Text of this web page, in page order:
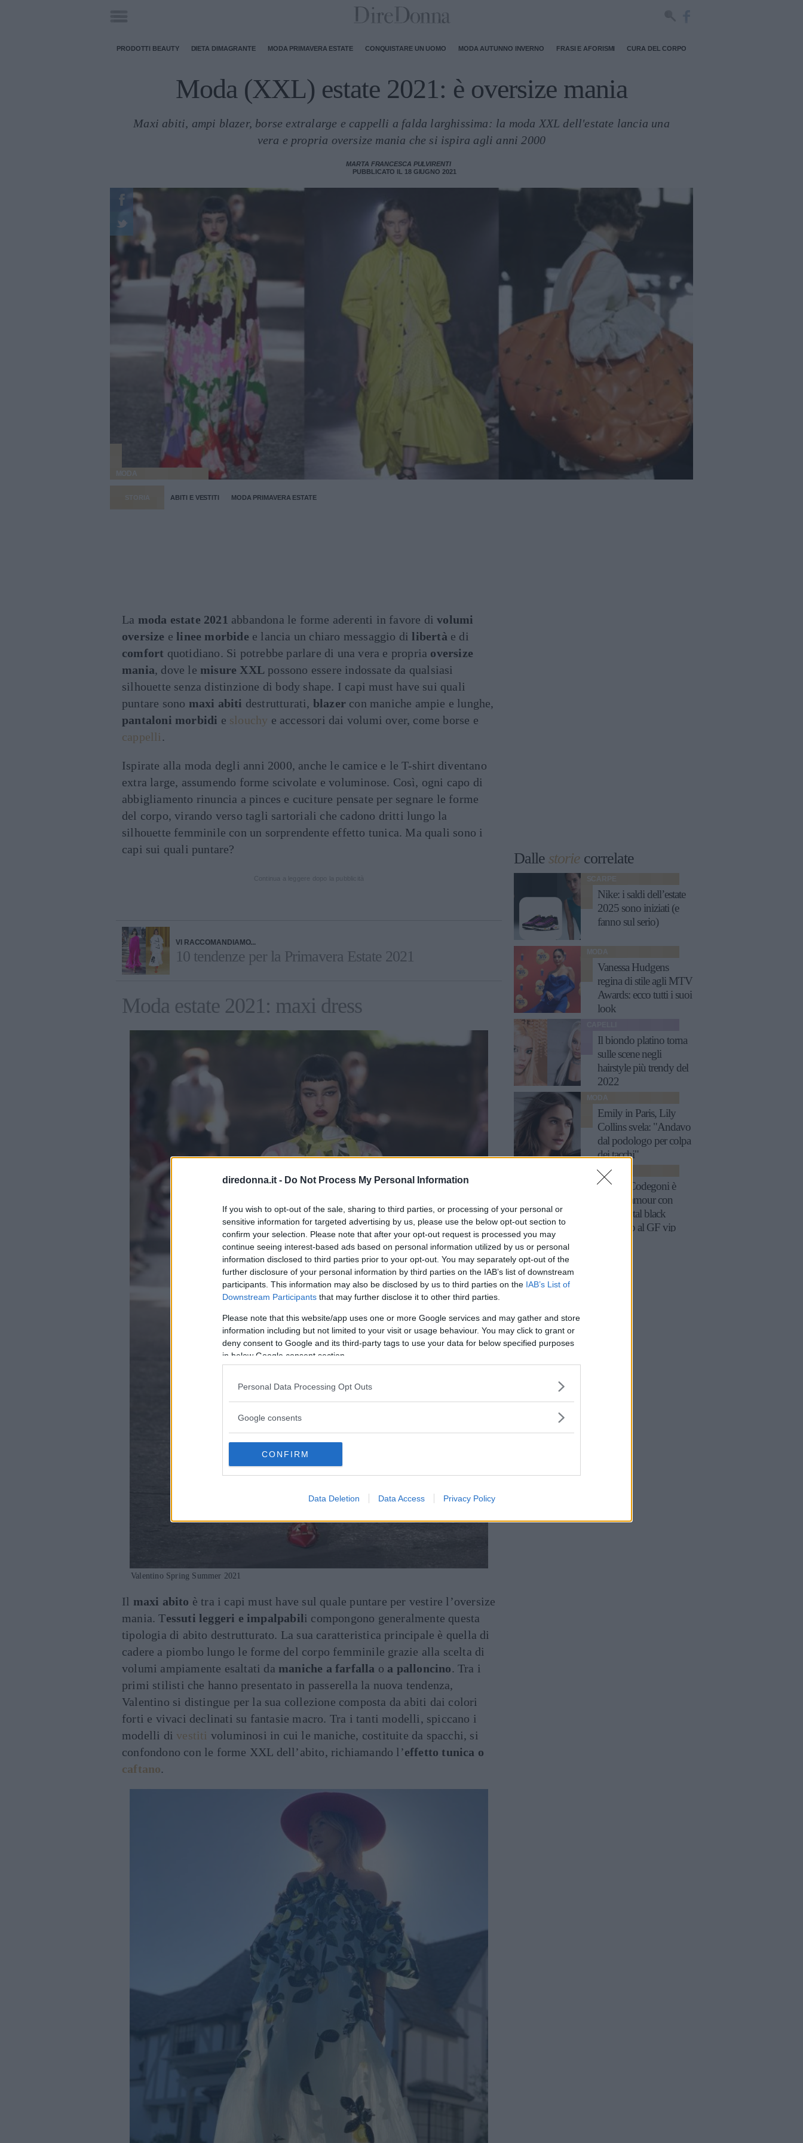
diredonna.it - Do Not Process My Personal Information
If you wish to opt-out of the sale, sharing to third parties, or processing of your personal or
sensitive information for targeted advertising by us, please use the below opt-out section to
confirm your selection. Please note that after your opt-out request is processed you may
continue seeing interest-based ads based on personal information utilized by us or personal
information disclosed to third parties prior to your opt-out. You may separately opt-out of the
further disclosure of your personal information by third parties on the IAB’s list of downstream
participants. This information may also be disclosed by us to third parties on the IAB’s List of
Downstream Participants that may further disclose it to other third parties.
Please note that this website/app uses one or more Google services and may gather and store
information including but not limited to your visit or usage behaviour. You may click to grant or
deny consent to Google and its third-party tags to use your data for below specified purposes
in below Google consent section.
Personal Data Processing Opt Outs
Google consents
CONFIRM
Data Deletion Data Access Privacy Policy
PRODOTTI BEAUTY DIETA DIMAGRANTE MODA PRIMAVERA ESTATE CONQUISTARE UN UOMO MODA AUTUNNO INVERNO FRASI E AFORISMI CURA DEL CORPO
Moda (XXL) estate 2021: è oversize mania
Maxi abiti, ampi blazer, borse extralarge e cappelli a falda larghissima: la moda XXL dell'estate lancia una
vera e propria oversize mania che si ispira agli anni 2000
MARTA FRANCESCA PULVIRENTI
PUBBLICATO IL 18 GIUGNO 2021
MODA
STORIA ABITI E VESTITI MODA PRIMAVERA ESTATE
La moda estate 2021 abbandona le forme aderenti in favore divolumi
oversize e linee morbide e lancia un chiaro messaggio di libertà e di
comfort quotidiano. Si potrebbe parlare di una vera e propria oversize
mania, dove le misure XXL possono essere indossate da qualsiasi
silhouette senza distinzione di body shape. I capi must have sui quali
puntare sono maxi abiti destrutturati, blazer con maniche ampie e lunghe,
pantaloni morbidi e slouchy e accessori dai volumi over, come borse e
cappelli .
Ispirate alla moda degli anni 2000, anche le camice e le T-shirt diventano
extra large, assumendo forme scivolate e voluminose. Così, ogni capo di
abbigliamento rinuncia a pinces e cuciture pensate per segnare le forme
del corpo, virando verso tagli sartoriali che cadono dritti lungo la
silhouette femminile con un sorprendente effetto tunica. Ma quali sono i
capi sui quali puntare?
VI RACCOMANDIAMO...
10 tendenze per la Primavera Estate 2021
Moda estate 2021: maxi dress
Valentino Spring Summer 2021
Il maxi abito è tra i capi must have sul quale puntare per vestire l’oversize
mania. Tessuti leggeri e impalpabili compongono generalmente questa
tipologia di abito destrutturato. La sua caratteristica principale è quella di
cadere a piombo lungo le forme del corpo femminile grazie alla scelta di
volumi ampiamente esaltati da maniche a farfalla o a palloncino. Tra i
primi stilisti che hanno presentato in passerella la nuova tendenza,
Valentino si distingue per la sua collezione composta da abiti dai colori
forti e vivaci declinati su fantasie macro. Tra i tanti modelli, spiccano i
modelli di vestiti voluminosi in cui le maniche, costituite da spacchi, si
confondono con le forme XXL dell’abito, richiamando l’effetto tunica o
caftano.
Dalle storie correlate
SCARPE
Nike: i saldi dell’estate
2025 sono iniziati (e
fanno sul serio)
MODA
Vanessa Hudgens
regina di stile agli MTV
Awards: ecco tutti i suoi
look
Il biondo platino torna
sulle scene negli
hairstyle più trendy del
2022
MODA
Emily in Paris, Lily
Collins svela: "Andavo
dal podologo per colpa
dei tacchi"
MODA
Sophie Codegoni è
super glamour con
l’abito total black
indossato al GF vip